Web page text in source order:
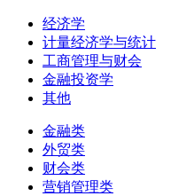
经济学
计量经济学与统计
工商管理与财会
金融投资学
其他
金融类
外贸类
财会类
营销管理类